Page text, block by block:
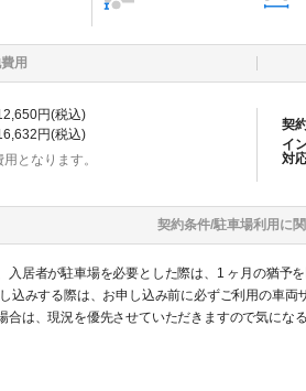
用
円(税込)
円(税込)
となります。
契
イ
対
契約条件/駐車場利用に
入居者が駐車場を必要とした際は、1 ヶ月の猶
込みする際は、お申し込み前に必ずご利用の車
合は、現況を優先させていただきますので気に